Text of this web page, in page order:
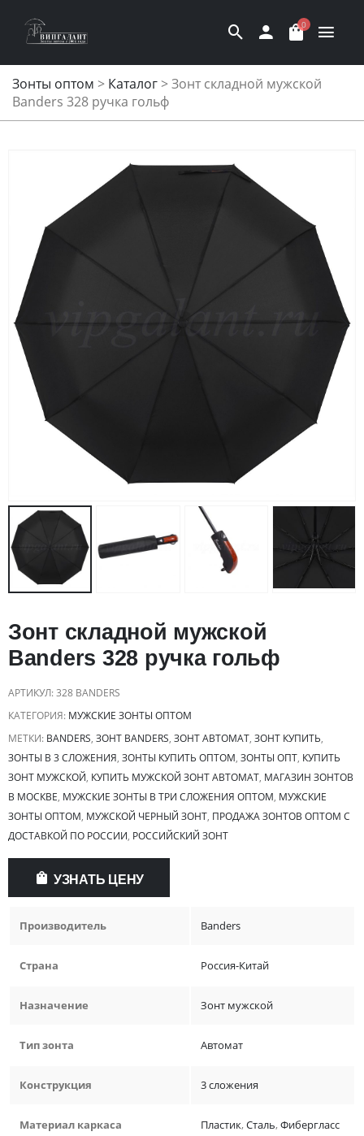
0
Зонты оптом > Каталог>Зонт складной мужской
Banders 328 ручка гольф
Зонт складной мужской
Banders 328 ручка гольф
АРТИКУЛ:328 BANDERS
КАТЕГОРИЯ: МУЖСКИЕ ЗОНТЫ ОПТОМ
МЕТКИ: BANDERS, ЗОНТ BANDERS, ЗОНТ АВТОМАТ, ЗОНТ КУПИТЬ,
ЗОНТЫ В 3 СЛОЖЕНИЯ, ЗОНТЫ КУПИТЬ ОПТОМ, ЗОНТЫ ОПТ, КУПИТЬ
ЗОНТ МУЖСКОЙ, КУПИТЬ МУЖСКОЙ ЗОНТ АВТОМАТ, МАГАЗИН ЗОНТОВ
В МОСКВЕ, МУЖСКИЕ ЗОНТЫ В ТРИ СЛОЖЕНИЯ ОПТОМ, МУЖСКИЕ
ЗОНТЫ ОПТОМ, МУЖСКОЙ ЧЕРНЫЙ ЗОНТ, ПРОДАЖА ЗОНТОВ ОПТОМ С
ДОСТАВКОЙ ПО РОССИИ, РОССИЙСКИЙ ЗОНТ
УЗНАТЬ ЦЕНУ
Производитель Banders
Страна Россия-Китай
Назначение Зонт мужской
Тип зонта Автомат
Конструкция 3 сложения
Материал каркаса Пластик,Сталь,Фибергласс